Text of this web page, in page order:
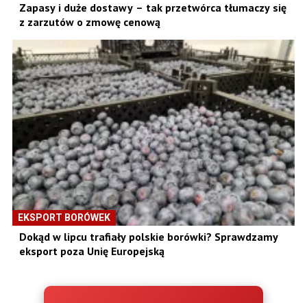
Zapasy i duże dostawy – tak przetwórca tłumaczy się
z zarzutów o zmowę cenową
EKSPORT BORÓWEK
Dokąd w lipcu trafiały polskie borówki? Sprawdzamy
eksport poza Unię Europejską